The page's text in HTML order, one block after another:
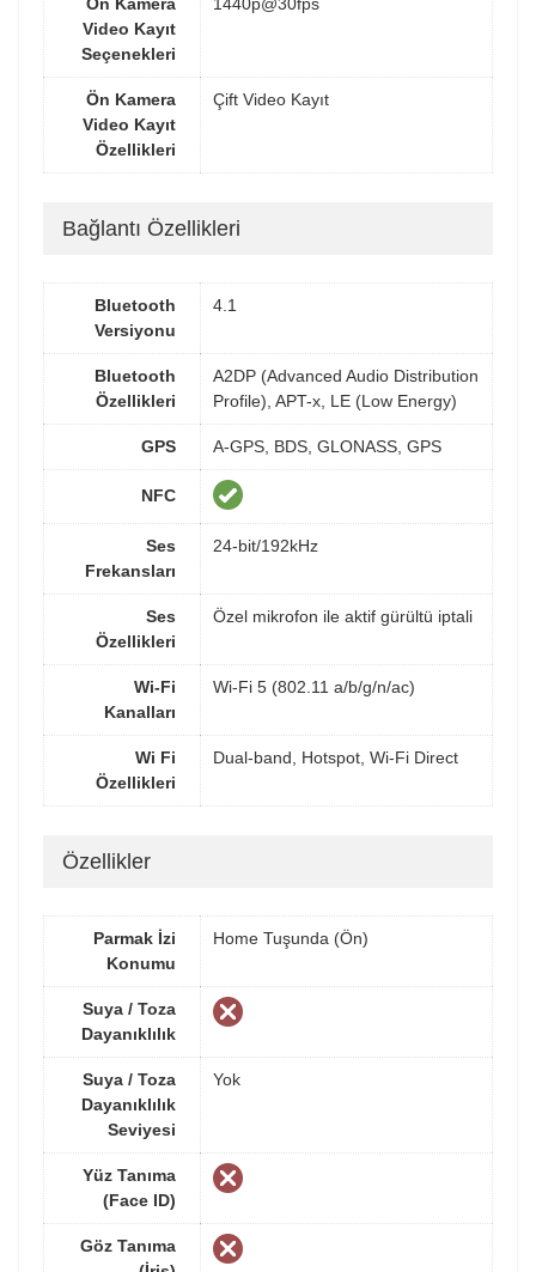
Ön Kamera
Video Kayıt
Seçenekleri
1440p@30fps
Ön Kamera
Video Kayıt
Özellikleri
Çift Video Kayıt
Bağlantı Özellikleri
Bluetooth
Versiyonu
4.1
Bluetooth
Özellikleri
A2DP (Advanced Audio Distribution
Profile), APT-x, LE (Low Energy)
GPS A-GPS, BDS, GLONASS, GPS
NFC
Ses
Frekansları
24-bit/192kHz
Ses
Özellikleri
Özel mikrofon ile aktif gürültü iptali
Wi-Fi
Kanalları
Wi-Fi 5 (802.11 a/b/g/n/ac)
Wi Fi
Özellikleri
Dual-band, Hotspot, Wi-Fi Direct
Özellikler
Parmak İzi
Konumu
Home Tuşunda (Ön)
Suya / Toza
Dayanıklılık
Suya / Toza
Dayanıklılık
Seviyesi
Yok
Yüz Tanıma
(Face ID)
Göz Tanıma